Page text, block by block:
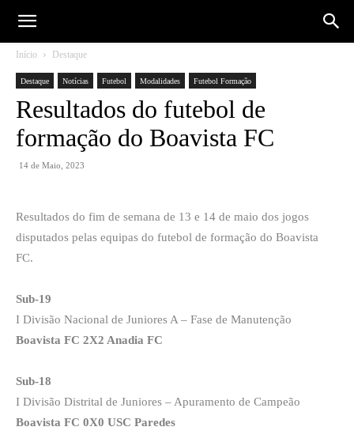
Início Destaque
Destaque Notícias Futebol Modalidades Futebol Formação
Resultados do futebol de
formação do Boavista FC
14 de Maio, 2023
Resultados do fim de semana de 13 e 14 de maio dos jogos
disputados pelas equipas do futebol de formação do Boavista
FC.
Sub-19
I Divisão Nacional de Juniores A – Fase de Manutenção
Boavista FC 2X2 Anadia FC
Sub-18
I Divisão Distrital de Juniores – Apuramento de Campeão
Boavista FC 0X0 USC Paredes